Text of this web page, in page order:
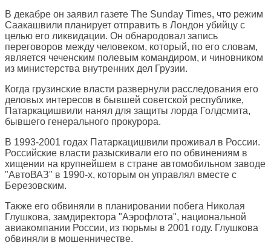
В декабре он заявил газете The Sunday Times, что режим
Саакашвили планирует отправить в Лондон убийцу с
целью его ликвидации. Он обнародовал запись
переговоров между человеком, который, по его словам,
является чеченским полевым командиром, и чиновником
из министерства внутренних дел Грузии.
Когда грузинские власти развернули расследования его
деловых интересов в бывшей советской республике,
Патаркацишвили нанял для защиты лорда Голдсмита,
бывшего генерального прокурора.
В 1993-2001 годах Патаркацишвили проживал в России.
Российские власти разыскивали его по обвинениям в
хищении на крупнейшем в стране автомобильном заводе
"АвтоВАЗ" в 1990-х, которым он управлял вместе с
Березовским.
Также его обвиняли в планировании побега Николая
Глушкова, замдиректора "Аэрофлота", национальной
авиакомпании России, из тюрьмы в 2001 году. Глушкова
обвиняли в мошенничестве.